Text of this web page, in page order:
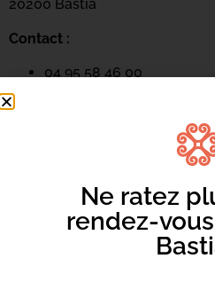
20200 Bastia
Contact :
04 95 58 46 00
https://
sciences/mediatheques/
Ne ratez
rendez-